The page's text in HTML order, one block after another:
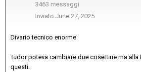
3463 messaggi
Inviato June 27, 2025
Divario tecnico enorme
Tudor poteva cambiare due cosettine ma
questi.